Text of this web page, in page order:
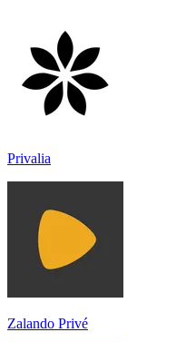
Privalia
Zalando Privé